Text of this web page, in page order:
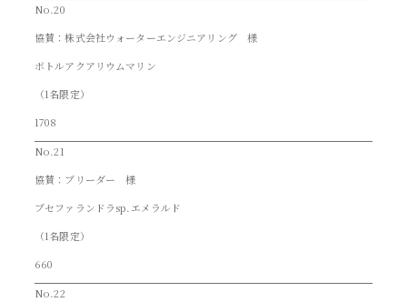
No.20
協賛：株式会社ウォーターエンジニアリング 様
ボトルアクアリウムマリン
（1名限定）
1708
No.21
協賛：ブリーダー 様
ブセファランドラsp.エメラルド
（1名限定）
660
No.22